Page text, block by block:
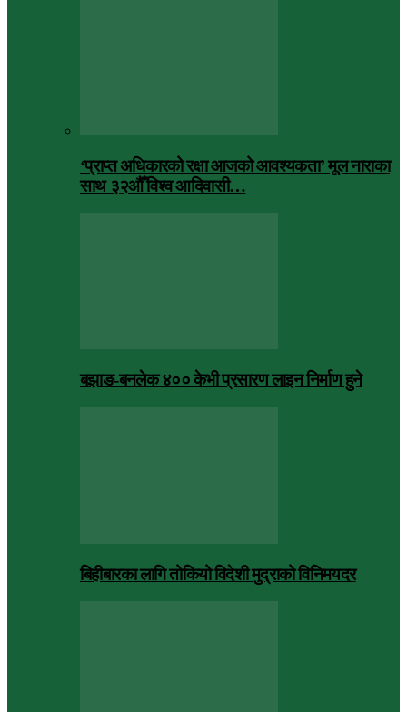
‘प्राप्त अधिकारको रक्षा आजको आवश्यकता’ मूल नाराका
साथ ३२औँ विश्व आदिवासी…
बझाङ-बनलेक ४०० केभी प्रसारण लाइन निर्माण हुने
बिहीबारका लागि तोकियो विदेशी मुद्राको विनिमयदर